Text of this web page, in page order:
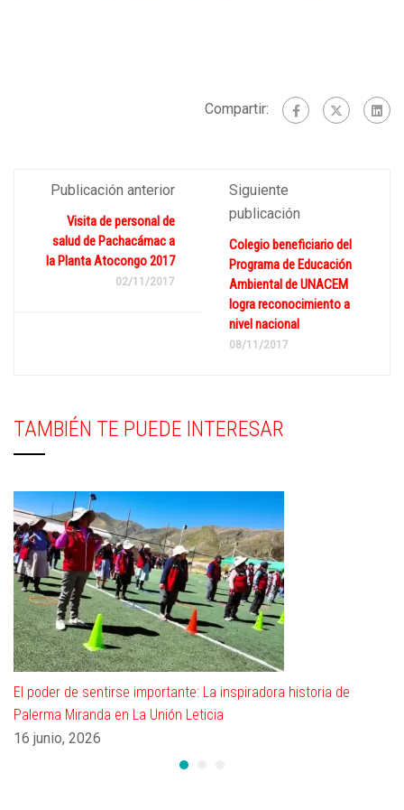
Compartir:
Publicación anterior
Visita de personal de
salud de Pachacámac a
la Planta Atocongo 2017
02/11/2017
Siguiente
publicación
Colegio beneficiario del
Programa de Educación
Ambiental de UNACEM
logra reconocimiento a
nivel nacional
08/11/2017
TAMBIÉN TE PUEDE INTERESAR
El poder de sentirse importante: La inspiradora historia de
Palerma Miranda en La Unión Leticia
16 junio, 2026